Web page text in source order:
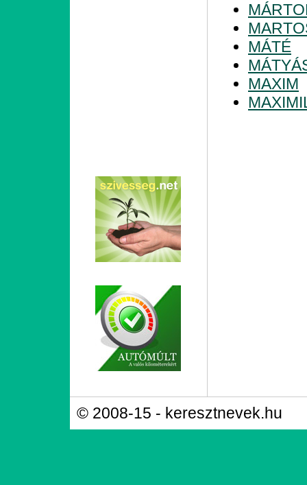
MÁTÉ
MAXIM
© 2008-15 - keresztnevek.hu